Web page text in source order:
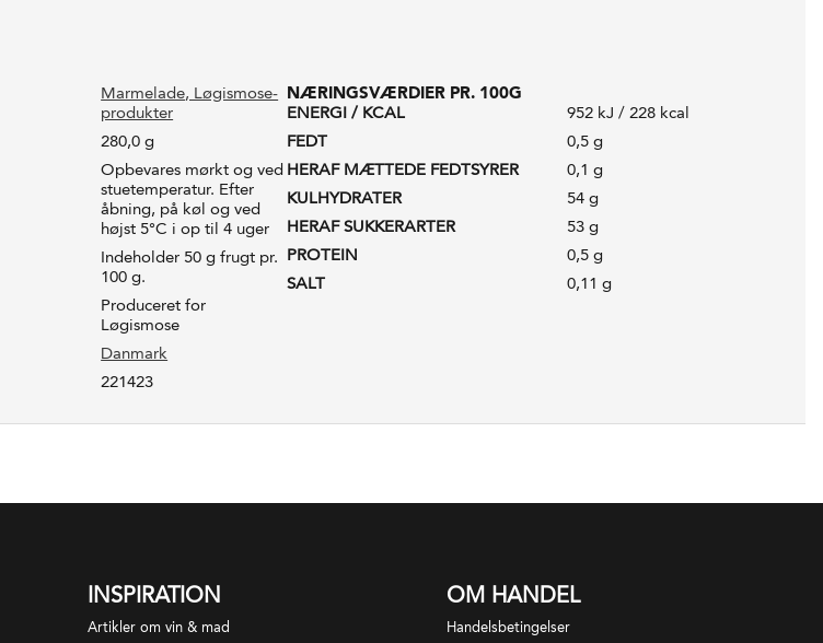
Marmelade, Løgismose-
produkter
280,0 g
Opbevares mørkt og ved
stuetemperatur. Efter
åbning, på køl og ved
højst 5°C i op til 4 uger
Indeholder 50 g frugt pr.
100 g.
Produceret for
Løgismose
Danmark
221423
NÆRINGSVÆRDIER PR. 100G
ENERGI / KCAL
952 kJ / 228 kcal
FEDT
0,5 g
HERAF MÆTTEDE FEDTSYRER
0,1 g
KULHYDRATER
54 g
HERAF SUKKERARTER
53 g
PROTEIN
0,5 g
SALT
0,11 g
INSPIRATION
Artikler om vin & mad
OM HANDEL
Handelsbetingelser